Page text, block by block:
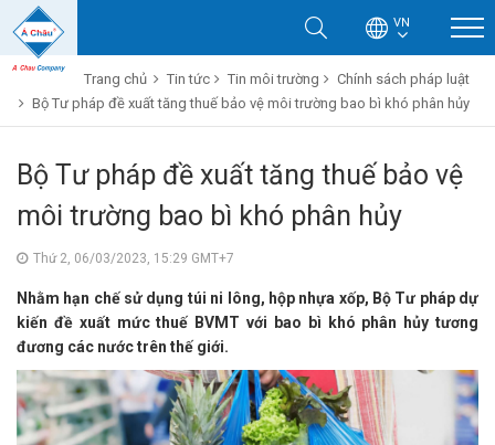
VN
Trang chủ Tin tức Tin môi trường
Chính sách pháp luật
Bộ Tư pháp đề xuất tăng thuế bảo vệ môi trường bao bì khó phân hủy
Bộ Tư pháp đề xuất tăng thuế bảo vệ
môi trường bao bì khó phân hủy
Thứ 2, 06/03/2023, 15:29 GMT+7
Nhằm hạn chế sử dụng túi ni lông, hộp nhựa xốp, Bộ Tư pháp dự
kiến đề xuất mức thuế BVMT với bao bì khó phân hủy tương
đương các nước trên thế giới.